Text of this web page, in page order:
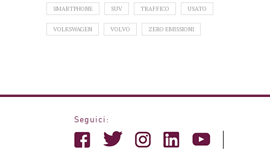
SMARTPHONE SUV TRAFFICO USATO
VOLKSWAGEN VOLVO ZERO EMISSIONI
Seguici: